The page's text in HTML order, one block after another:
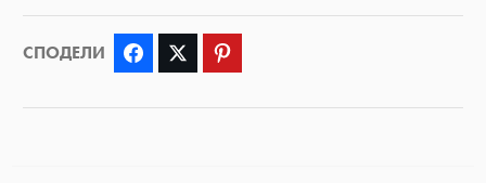
СПОДЕЛИ Facebook Twitter